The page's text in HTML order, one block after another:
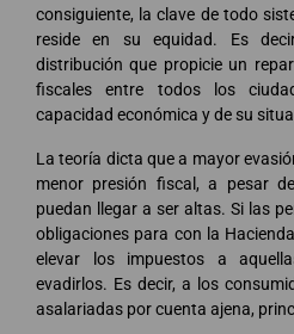
consiguiente, la clave de todo
reside en su equidad. Es
distribución que propicie un
fiscales entre todos los
capacidad económica y de su
La teoría dicta que a mayor
menor presión fiscal, a pesar
puedan llegar a ser altas. Si las
obligaciones para con la
elevar los impuestos a
evadirlos. Es decir, a los
asalariadas por cuenta ajena,